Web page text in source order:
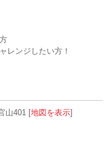
レンジしたい方！
山401 [地図を表示]